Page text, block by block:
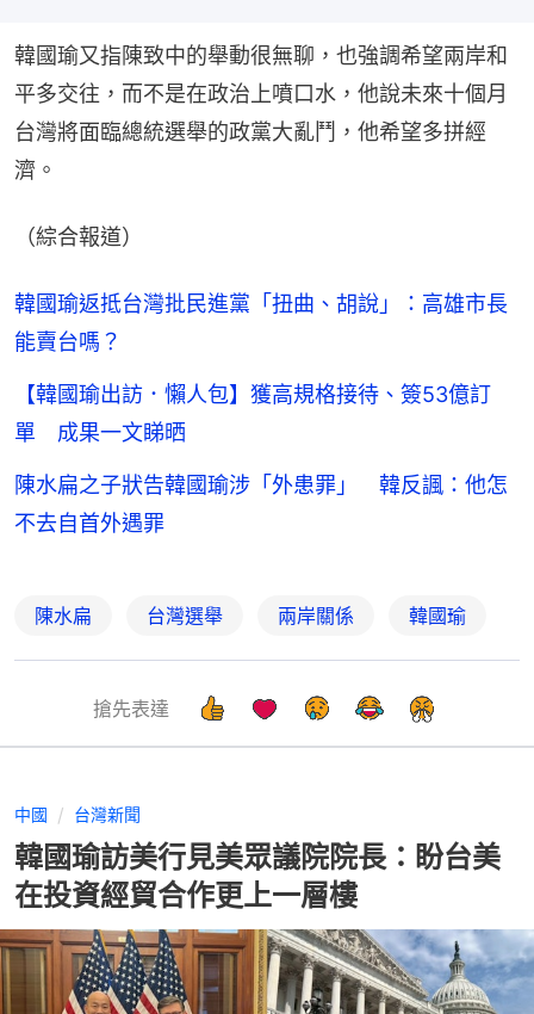
韓國瑜又指陳致中的舉動很無聊，也強調希望兩岸和
平多交往，而不是在政治上噴口水，他說未來十個月
台灣將面臨總統選舉的政黨大亂鬥，他希望多拼經
濟。
（綜合報道）
韓國瑜返抵台灣批民進黨「扭曲、胡說」：高雄市長
能賣台嗎？
【韓國瑜出訪．懶人包】獲高規格接待、簽53億訂
單 成果一文睇晒
陳水扁之子狀告韓國瑜涉「外患罪」 韓反諷：他怎
不去自首外遇罪
陳水扁 台灣選舉 兩岸關係 韓國瑜
搶先表達
中國 台灣新聞
韓國瑜訪美行見美眾議院院長：盼台美
在投資經貿合作更上一層樓